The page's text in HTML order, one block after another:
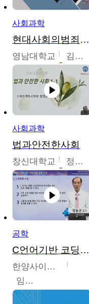
사회과학
현대사회의범죄와형사정책
영남대학교 김혜정
사회과학
법과안전한사회
창신대학교 정연균
공학
C언어기반 코딩교육
한양사이버대학교
임동균